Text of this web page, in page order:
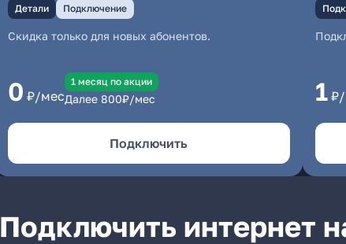
Детали Подключение
Скидка только для новых абонентов.
0 ₽/мес
1 месяц по акции
Далее 800₽/мес
Подключить
1
Подключить интернет